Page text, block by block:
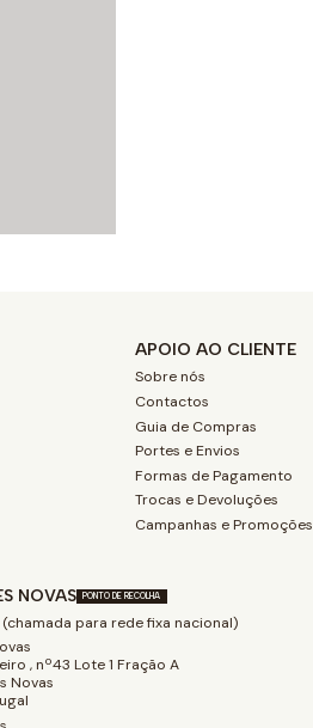
APOIO AO CLIENTE
Sobre nós
Contactos
Guia de Compras
Portes e Envios
Formas de Pagamento
Trocas e Devoluções
Campanhas e Promoções
NOVAS PONTO DE RECOLHA
para rede fixa nacional)
, nº43 Lote 1 Fração A
Novas